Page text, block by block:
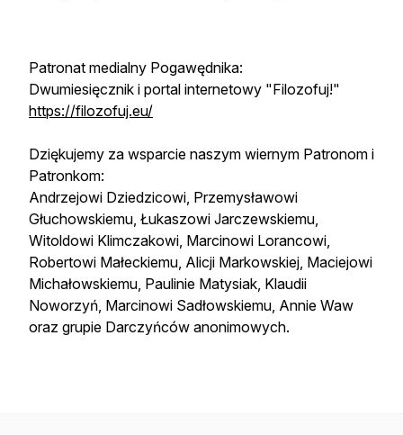
Patronat medialny Pogawędnika:
Dwumiesięcznik i portal internetowy "Filozofuj!"
https://filozofuj.eu/
Dziękujemy za wsparcie naszym wiernym Patronom i
Patronkom:
Andrzejowi Dziedzicowi, Przemysławowi
Głuchowskiemu, Łukaszowi Jarczewskiemu,
Witoldowi Klimczakowi, Marcinowi Lorancowi,
Robertowi Małeckiemu, Alicji Markowskiej, Maciejowi
Michałowskiemu, Paulinie Matysiak, Klaudii
Noworzyń, Marcinowi Sadłowskiemu, Annie Waw
oraz grupie Darczyńców anonimowych.